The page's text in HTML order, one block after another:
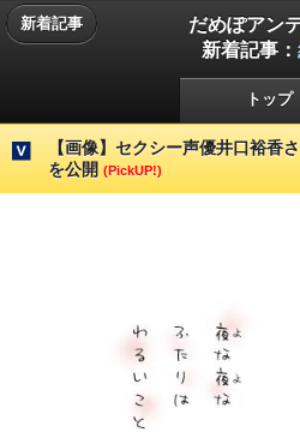
新着記事
だめぽアン
新着記事：
トップ
【画像】セクシー声優井口裕香
を公開 (PickUP!)